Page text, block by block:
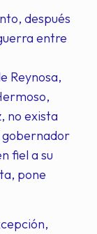
después
entre
Reynosa,
no exista
gobernador
fiel a su
pone